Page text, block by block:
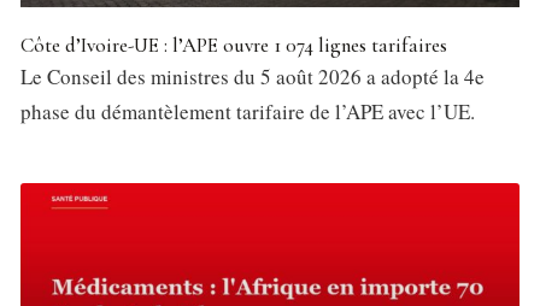
Côte d’Ivoire-UE : l’APE ouvre 1 074 lignes tarifaires
Le Conseil des ministres du 5 août 2026 a adopté la 4e
phase du démantèlement tarifaire de l’APE avec l’UE.